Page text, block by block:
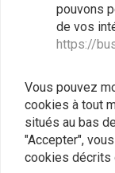
Amortisseur
pouvons
de vos
https://
Vous pouvez
cookies à tout
situés au bas
"Accepter",
cookies décrits